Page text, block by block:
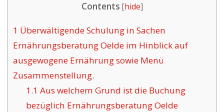
Contents [hide]
1 Überwältigende Schulung in Sachen
Ernährungsberatung Oelde im Hinblick auf
ausgewogene Ernährung sowie Menü
Zusammenstellung.
1.1 Aus welchem Grund ist die Buchung
bezüglich Ernährungsberatung Oelde